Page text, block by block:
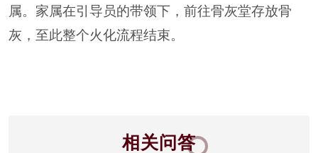
属。家属在引导员的带领下，前往骨灰堂存放骨
灰，至此整个火化流程结束。
相关问答